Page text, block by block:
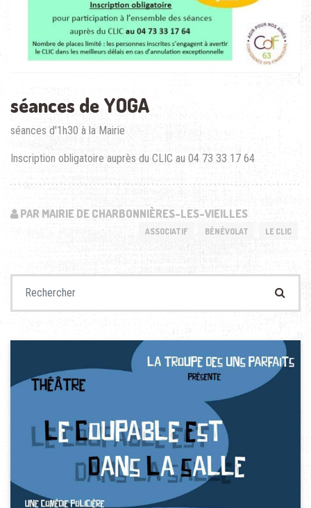
séances de YOGA
séances d'1h30 à la Mairie
Inscription obligatoire auprès du CLIC au 04 73 33 17 64
PAR MAIRIE DE CHARBONNIÈRES-LES-VIEILLES
ASSOCIATIF BÉNÉVOLAT LE CLIC